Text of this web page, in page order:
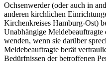
Ochsenwerder (oder auch in
anderen kirchlichen
Kirchenkreises Hamburg-Ost)
Unabhängige
wenden, wenn sie darüber
Meldebeauftragte berät
Bedürfnissen der betroffenen